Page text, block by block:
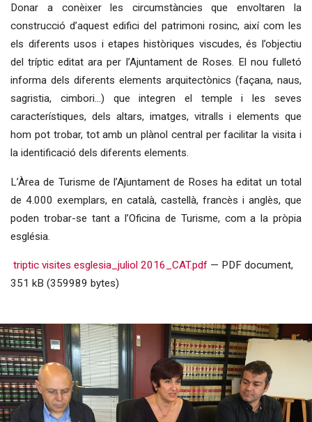
Donar a conèixer les circumstàncies que envoltaren la
construcció d’aquest edifici del patrimoni rosinc, així com les
els diferents usos i etapes històriques viscudes, és l’objectiu
del tríptic editat ara per l’Ajuntament de Roses. El nou fulletó
informa dels diferents elements arquitectònics (façana, naus,
sagristia, cimbori...) que integren el temple i les seves
característiques, dels altars, imatges, vitralls i elements que
hom pot trobar, tot amb un plànol central per facilitar la visita i
la identificació dels diferents elements.
L’Àrea de Turisme de l’Ajuntament de Roses ha editat un total
de 4.000 exemplars, en català, castellà, francès i anglès, que
poden trobar-se tant a l’Oficina de Turisme, com a la pròpia
església.
triptic visites esglesia_juliol 2016_CAT.pdf — PDF document,
351 kB (359989 bytes)